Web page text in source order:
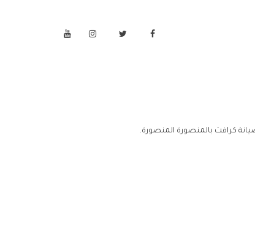
كرافت بالمنصورة المنصورة.